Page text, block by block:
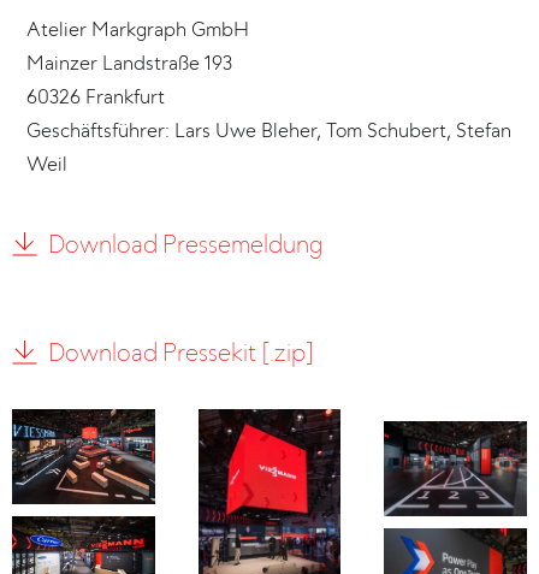
Atelier Markgraph GmbH
Mainzer Landstraße 193
60326 Frankfurt
Geschäftsführer: Lars Uwe Bleher, Tom Schubert, Stefan
Weil
Download Pressemeldung
Download Pressekit [.zip]